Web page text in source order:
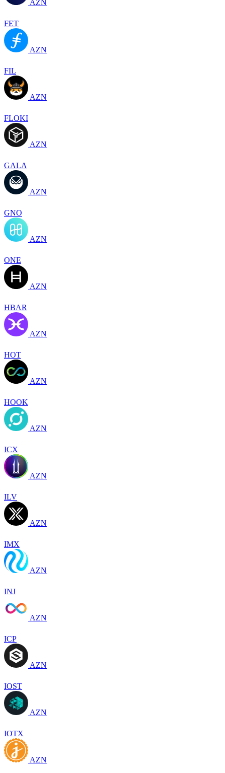
AZN
FET
AZN
FIL
AZN
FLOKI
AZN
GALA
AZN
GNO
AZN
ONE
AZN
HBAR
AZN
HOT
AZN
HOOK
AZN
ICX
AZN
ILV
AZN
IMX
AZN
INJ
AZN
ICP
AZN
IOST
AZN
IOTX
AZN